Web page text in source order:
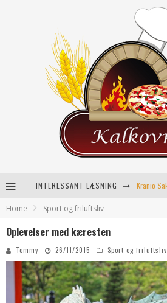
INTERESSANT LÆSNING
Home Sport og friluftsliv
Oplevelser med kæresten
Tommy 26/11/2015 Sport og friluftsliv